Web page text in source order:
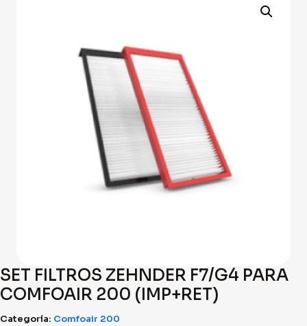
SET FILTROS ZEHNDER F7/G4 PARA
COMFOAIR 200 (IMP+RET)
Categoría: Comfoair 200